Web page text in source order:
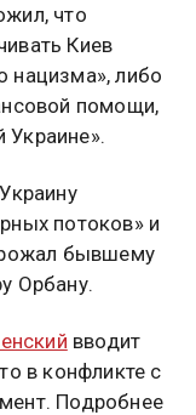
что
Киев
нацизма», либо
помощи,
Украине».
потоков» и
бывшему
Орбану.
вводит
в конфликте с
Подробнее